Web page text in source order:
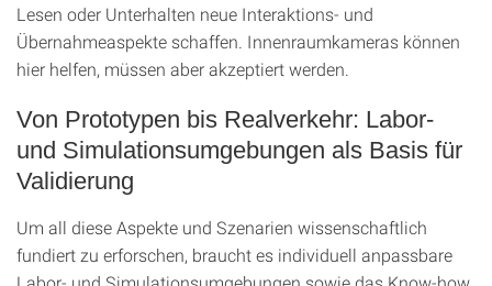
Lesen oder Unterhalten neue Interaktions- und
Übernahmeaspekte schaffen. Innenraumkameras können
hier helfen, müssen aber akzeptiert werden.
Von Prototypen bis Realverkehr: Labor-
und Simulationsumgebungen als Basis für
Validierung
Um all diese Aspekte und Szenarien wissenschaftlich
fundiert zu erforschen, braucht es individuell anpassbare